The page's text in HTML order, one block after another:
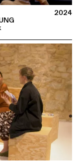
2024